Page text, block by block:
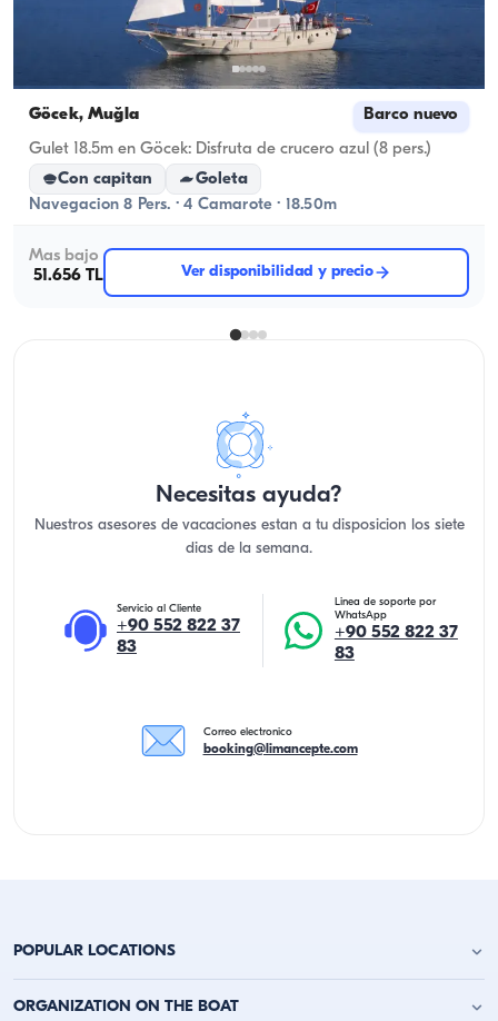
Göcek, Muğla Barco nuevo
Gulet 18.5m en Göcek: Disfruta de crucero azul (8 pers.)
Con capitan
Goleta
Navegacion 8 Pers. · 4 Camarote · 18.50m
Mas bajo
51.656 TL
Ver disponibilidad y precio
Necesitas ayuda?
Nuestros asesores de vacaciones estan a tu disposicion los siete
dias de la semana.
Servicio al Cliente
+90 552 822 37
83
Linea de soporte por
WhatsApp
+90 552 822 37
83
Correo electronico
booking@limancepte.com
POPULAR LOCATIONS
Alquiler de Yates en Antalya
ORGANIZATION ON THE BOAT